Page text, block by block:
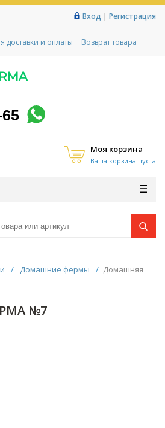
Вход | Регистрация
доставки и оплаты
Возврат товара
ферма
Моя корзина
Ваша корзина пуста
/ Домашние фермы / Домашняя
№7